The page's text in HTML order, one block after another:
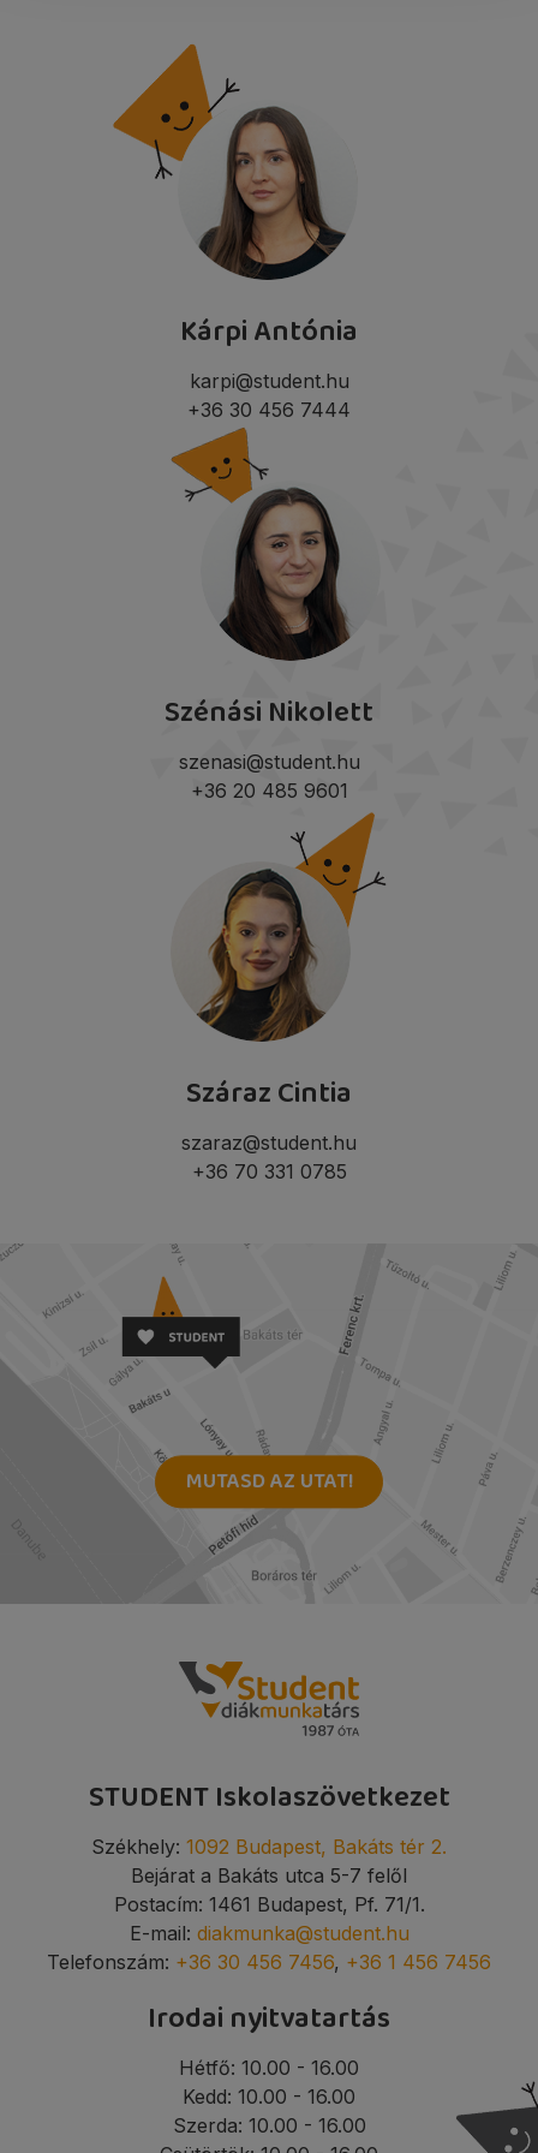
Kárpi Antónia
karpi@student.hu
+36 30 456 7444
Szénási Nikolett
szenasi@student.hu
+36 20 485 9601
Száraz Cintia
szaraz@student.hu
+36 70 331 0785
MUTASD AZ UTAT!
STUDENT Iskolaszövetkezet
Székhely: 1092 Budapest, Bakáts tér 2.
Bejárat a Bakáts utca 5-7 felől
Postacím: 1461 Budapest, Pf. 71/1.
E-mail: diakmunka@student.hu
Telefonszám: +36 30 456 7456, +36 1 456 7456
Irodai nyitvatartás
Hétfő: 10.00 - 16.00
Kedd: 10.00 - 16.00
Szerda: 10.00 - 16.00